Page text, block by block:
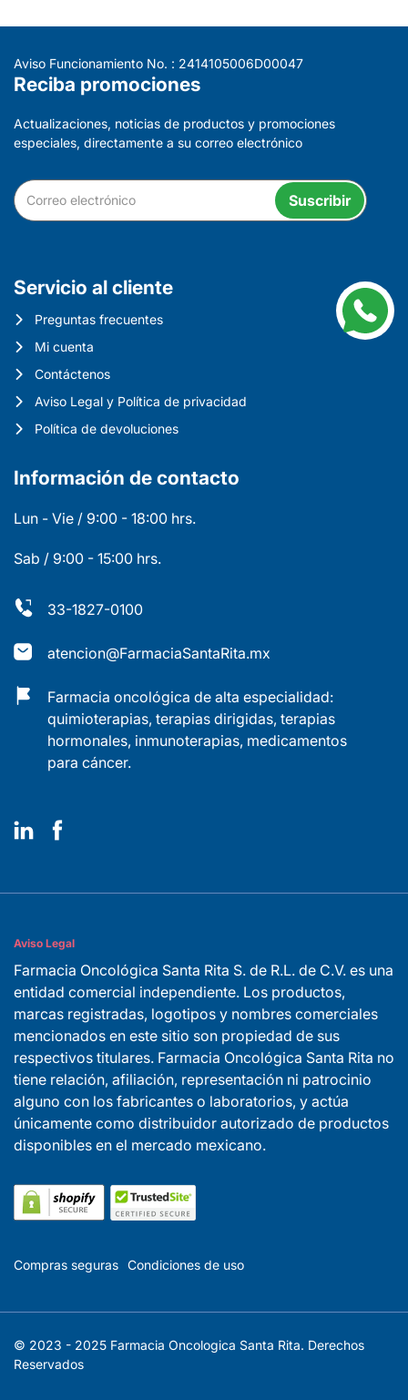
Aviso Funcionamiento No. : 2414105006D00047
Reciba promociones
Actualizaciones, noticias de productos y promociones
especiales, directamente a su correo electrónico
Suscribir
Servicio al cliente
Preguntas frecuentes
Mi cuenta
Contáctenos
Aviso Legal y Política de privacidad
Política de devoluciones
Información de contacto
Lun - Vie / 9:00 - 18:00 hrs.
Sab / 9:00 - 15:00 hrs.
33-1827-0100
atencion@FarmaciaSantaRita.mx
Farmacia oncológica de alta especialidad:
quimioterapias, terapias dirigidas, terapias
hormonales, inmunoterapias, medicamentos
para cáncer.
Aviso Legal
Farmacia Oncológica Santa Rita S. de R.L. de C.V. es una
entidad comercial independiente. Los productos,
marcas registradas, logotipos y nombres comerciales
mencionados en este sitio son propiedad de sus
respectivos titulares. Farmacia Oncológica Santa Rita no
tiene relación, afiliación, representación ni patrocinio
alguno con los fabricantes o laboratorios, y actúa
únicamente como distribuidor autorizado de productos
disponibles en el mercado mexicano.
Compras seguras Condiciones de uso
© 2023 - 2025 Farmacia Oncologica Santa Rita. Derechos
Reservados